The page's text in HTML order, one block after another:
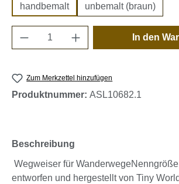
handbemalt unbemalt (braun)
Produkt Anzahl: Gib den
In den
Zum Merkzettel hinzufügen
Produktnummer: ASL10682.1
Beschreibung
Wegweiser für
entworfen und hergestellt von Tiny